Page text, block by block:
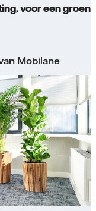
voor een groen
Mobilane